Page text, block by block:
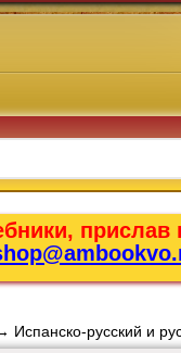
Испанско-русский и